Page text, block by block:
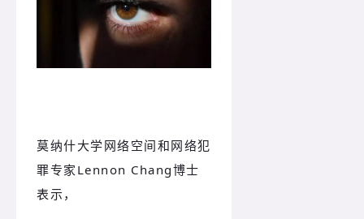
莫纳什大学网络空间和网络犯
罪专家Lennon Chang博士
表示，